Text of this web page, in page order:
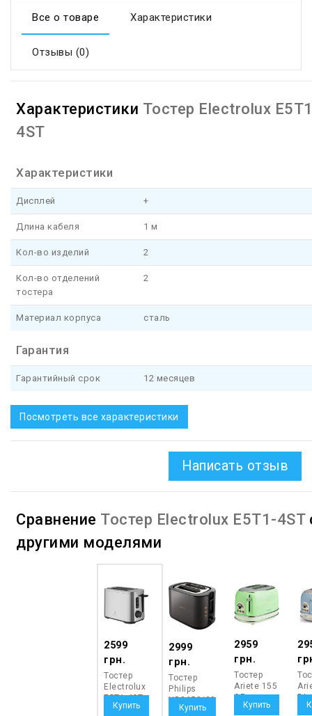
Все о товаре Характеристики
Отзывы (0)
Характеристики Тостер Electrolux
4ST
Характеристики
Дисплей +
Длина кабеля 1 м
Кол-во изделий 2
Кол-во отделений
тостера
2
Материал корпуса сталь
Гарантия
Гарантийный срок 12 месяцев
Посмотреть все характеристики
Написать отзыв
Сравнение Тостер Electrolux E5T1-4ST
другими моделями
2599
грн.
Тостер
Electrolux
E5T1-4ST
2999
грн.
Тостер
Philips
HD2650/30
2959
грн.
Тостер
Ariete 155
GR
BL